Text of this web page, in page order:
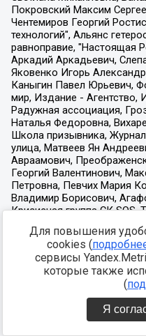
Для повышения
cookies (
сервисы
которые также
(
Я